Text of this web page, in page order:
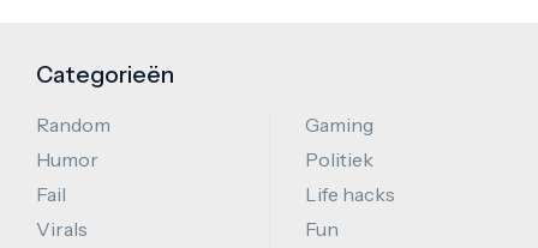
Categorieën
Random
Humor
Fail
Virals
Gaming
Politiek
Life hacks
Fun